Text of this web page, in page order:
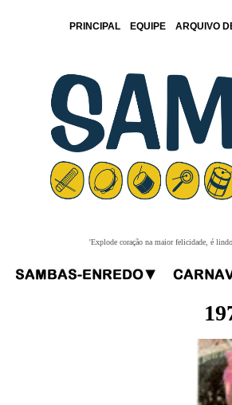
PRINCIPAL EQUIPE ARQUIVO
'Explode coração na maior felicidade, é